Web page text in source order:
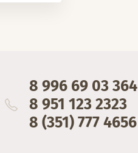
8 996 69 03 364
8 951 123 2323
8 (351) 777 4656